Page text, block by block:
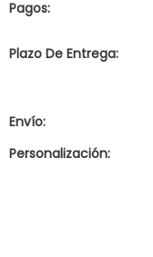
Pagos:
Plazo De Entrega:
Envío:
Personalización: